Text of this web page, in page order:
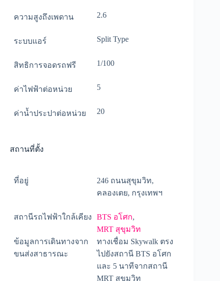
ความสูงถึงเพดาน 2.6
ระบบแอร์ Split Type
สิทธิการจอดรถฟรี 1/100
ค่าไฟฟ้าต่อหน่วย 5
ค่าน้ำประปาต่อหน่วย 20
สถานที่ตั้ง
ที่อยู่
246 ถนนสุขุมวิท,
คลองเตย, กรุงเทพฯ
สถานีรถไฟฟ้าใกล้เคียง BTS อโศก,
MRT สุขุมวิท
ข้อมูลการเดินทางจาก
ขนส่งสาธารณะ
ทางเชื่อม Skywalk ตรง
ไปยังสถานี BTS อโศก
และ 5 นาทีจากสถานี
MRT สุขุมวิท